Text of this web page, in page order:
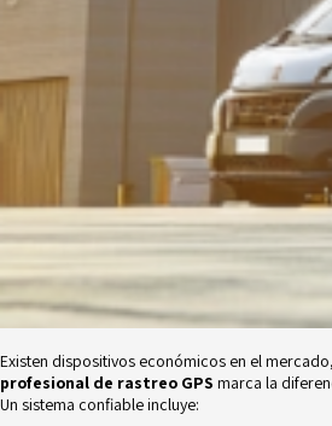
Existen dispositivos económicos en el
profesional de rastreo GPS marca la
Un sistema confiable incluye: